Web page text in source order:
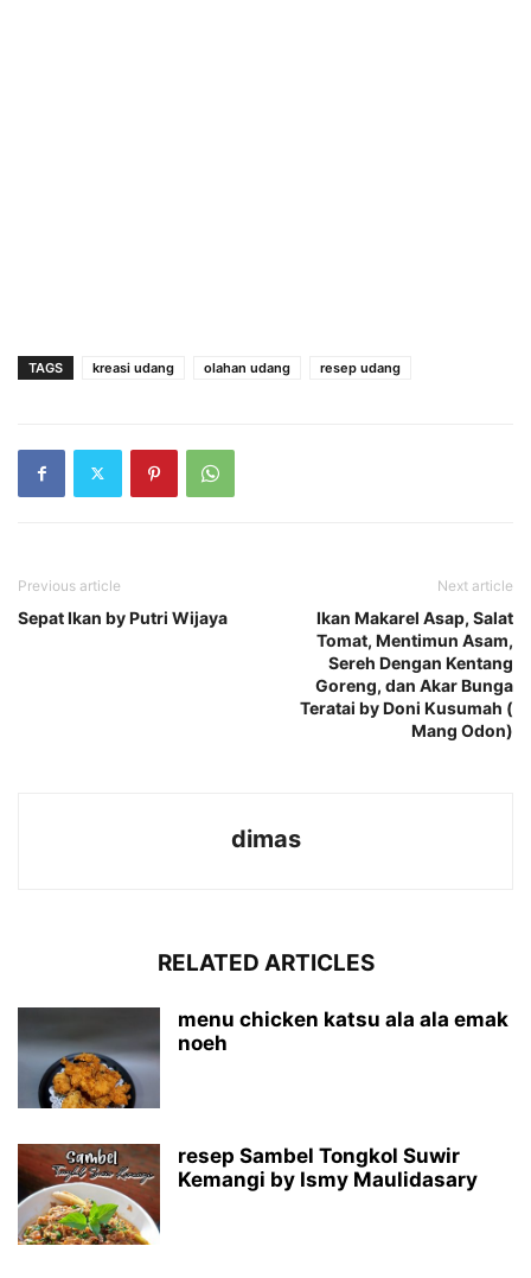
TAGS kreasi udang olahan udang resep udang
Previous article
Sepat Ikan by Putri Wijaya
Next article
Ikan Makarel Asap, Salat
Tomat, Mentimun Asam,
Sereh Dengan Kentang
Goreng, dan Akar Bunga
Teratai by Doni Kusumah (
Mang Odon)
dimas
RELATED ARTICLES
menu chicken katsu ala ala emak
noeh
resep Sambel Tongkol Suwir
Kemangi by Ismy Maulidasary